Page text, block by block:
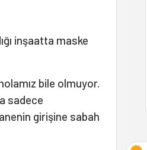
inşaatta maske
bile olmuyor.
sadece
girişine sabah